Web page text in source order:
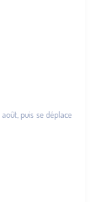
août, puis se déplace